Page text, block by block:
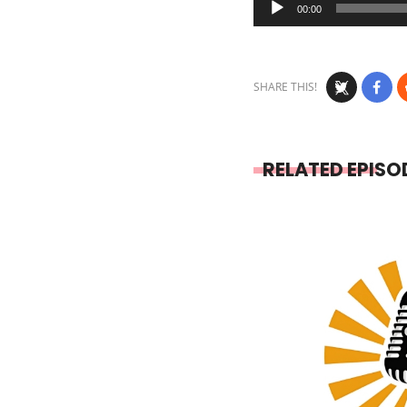
Player
00:00
SHARE THIS!
RELATED